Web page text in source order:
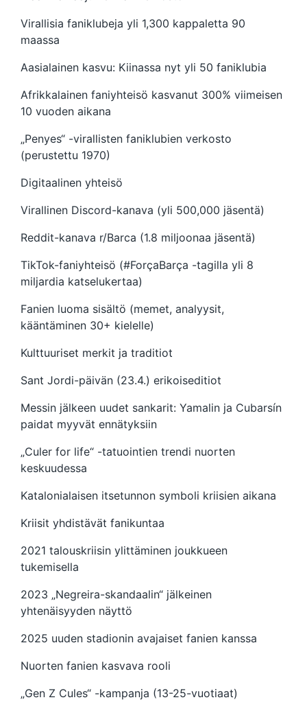
Virallisia faniklubeja yli 1,300 kappaletta 90
maassa
Aasialainen kasvu: Kiinassa nyt yli 50 faniklubia
Afrikkalainen faniyhteisö kasvanut 300% viimeisen
10 vuoden aikana
„Penyes“ -virallisten faniklubien verkosto
(perustettu 1970)
Digitaalinen yhteisö
Virallinen Discord-kanava (yli 500,000 jäsentä)
Reddit-kanava r/Barca (1.8 miljoonaa jäsentä)
TikTok-faniyhteisö (#ForçaBarça -tagilla yli 8
miljardia katselukertaa)
Fanien luoma sisältö (memet, analyysit,
kääntäminen 30+ kielelle)
Kulttuuriset merkit ja traditiot
Sant Jordi-päivän (23.4.) erikoiseditiot
Messin jälkeen uudet sankarit: Yamalin ja Cubarsín
paidat myyvät ennätyksiin
„Culer for life“ -tatuointien trendi nuorten
keskuudessa
Katalonialaisen itsetunnon symboli kriisien aikana
Kriisit yhdistävät fanikuntaa
2021 talouskriisin ylittäminen joukkueen
tukemisella
2023 „Negreira-skandaalin“ jälkeinen
yhtenäisyyden näyttö
2025 uuden stadionin avajaiset fanien kanssa
Nuorten fanien kasvava rooli
„Gen Z Cules“ -kampanja (13-25-vuotiaat)